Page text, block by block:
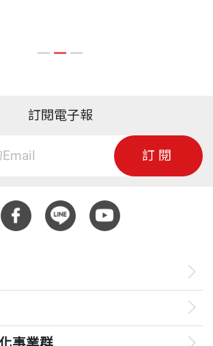
攜載電流的電線
應
流電
電機的比較
腦的發展〉、〈火星上生物之謎〉、
天空》、《觀念物理4：聲學‧光
法》、《阿基米德幹了什麼好
魔力（上）－橫跨兩世紀的狂熱》、
）－百萬美元大挑戰》、《居禮們：
訂閱電子報
訂閱